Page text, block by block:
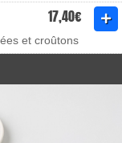
17,40€
et croûtons